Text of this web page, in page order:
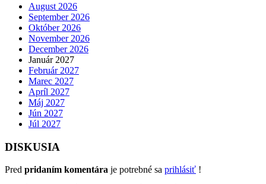
August 2026
September 2026
Október 2026
November 2026
December 2026
Január 2027
Február 2027
Marec 2027
Apríl 2027
Máj 2027
Jún 2027
Júl 2027
DISKUSIA
Pred pridaním komentára je potrebné sa prihlásiť !